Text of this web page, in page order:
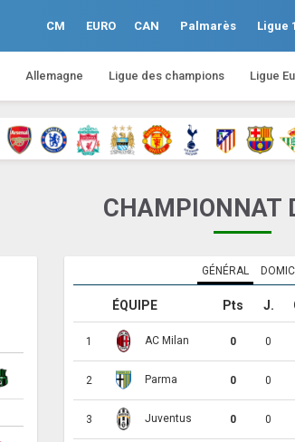
CM EURO CAN Palmarès Ligue 1
Allemagne Ligue des champions Ligue
CHAMPIONNAT
GÉNÉRAL
ÉQUIPE Pts J.
1 AC Milan 0 0
2 Parma 0 0
3 Juventus 0 0